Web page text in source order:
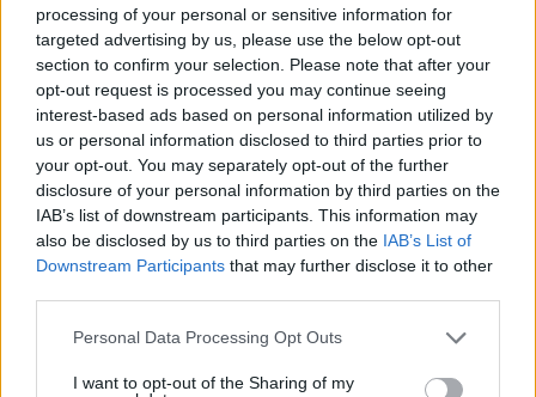
processing of your personal or sensitive information for
targeted advertising by us, please use the below opt-out
section to confirm your selection. Please note that after your
opt-out request is processed you may continue seeing
interest-based ads based on personal information utilized by
us or personal information disclosed to third parties prior to
your opt-out. You may separately opt-out of the further
disclosure of your personal information by third parties on the
IAB’s list of downstream participants. This information may
also be disclosed by us to third parties on the IAB’s List of
Downstream Participants that may further disclose it to other
Please note that this website/app uses one or more Google
not limited to your visit or usage behaviour. You may click to
Personal Data Processing Opt Outs
I want to opt-out of the Sharing of my
seconds
14
seconds
«Βγήκε έξω με το ρόπαλο και τον χτύπησε τρεις
φορές στο κεφάλι»: Αυτόπτης μάρτυρας περιγράφει
την επίθεση
Τις στιγμές του σοβαρού επεισοδίου στην
Καλλιθέα όπου ο 55χρονος επιτέθηκε με
ρόπαλο του μπέιζμπολσε δύο Αιγύπτιους
«Βγήκε έξω με το ρόπαλο, βρήκε τον έναν από
τους δύο τον χτύπησε στο κεφάλι, του έδωσε